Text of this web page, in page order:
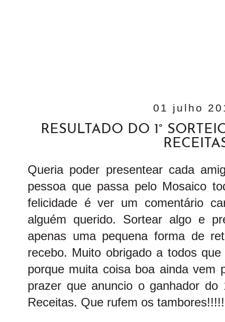
01 julho
RESULTADO DO 1°
Queria poder presentear cada
pessoa que passa pelo Mosaico
felicidade é ver um comentário
alguém querido. Sortear algo e
apenas uma pequena forma de
recebo. Muito obrigado a todos
porque muita coisa boa ainda vem
prazer que anuncio o ganhador do
Receitas. Que rufem os